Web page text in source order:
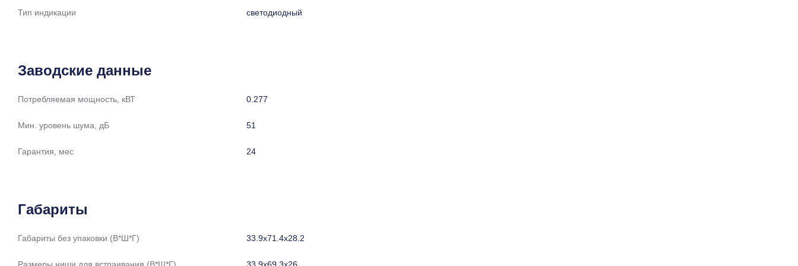
Тип индикации светодиодный
Заводские данные
Потребляемая мощность, кВТ 0.277
Мин. уровень шума, дБ 51
Гарантия, мес 24
Габариты
Габариты без упаковки (В*Ш*Г) 33.9х71.4х28.2